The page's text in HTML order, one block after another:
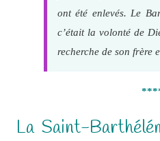
ont été enlevés. Le
c’était la volonté de
recherche de son frère
La Saint-